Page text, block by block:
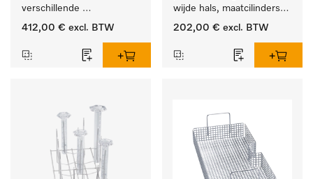
verschillende
instrumenten.
412,00 € excl. BTW
wijde hals, maatcilinders
enz.
202,00 € excl. BTW